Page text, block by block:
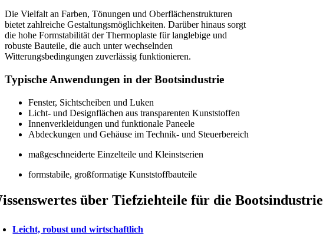
Die Vielfalt an Farben, Tönungen und Oberflächenstrukturen
bietet zahlreiche Gestaltungsmöglichkeiten. Darüber hinaus sorgt
die hohe Formstabilität der Thermoplaste für langlebige und
robuste Bauteile, die auch unter wechselnden
Witterungsbedingungen zuverlässig funktionieren.
Typische Anwendungen in der Bootsindustrie
Fenster, Sichtscheiben und Luken
Licht- und Designflächen aus transparenten Kunststoffen
Innenverkleidungen und funktionale Paneele
Abdeckungen und Gehäuse im Technik- und Steuerbereich
maßgeschneiderte Einzelteile und Kleinstserien
formstabile, großformatige Kunststoffbauteile
über Tiefziehteile für die Bootsindustrie
Leicht, robust und wirtschaftlich